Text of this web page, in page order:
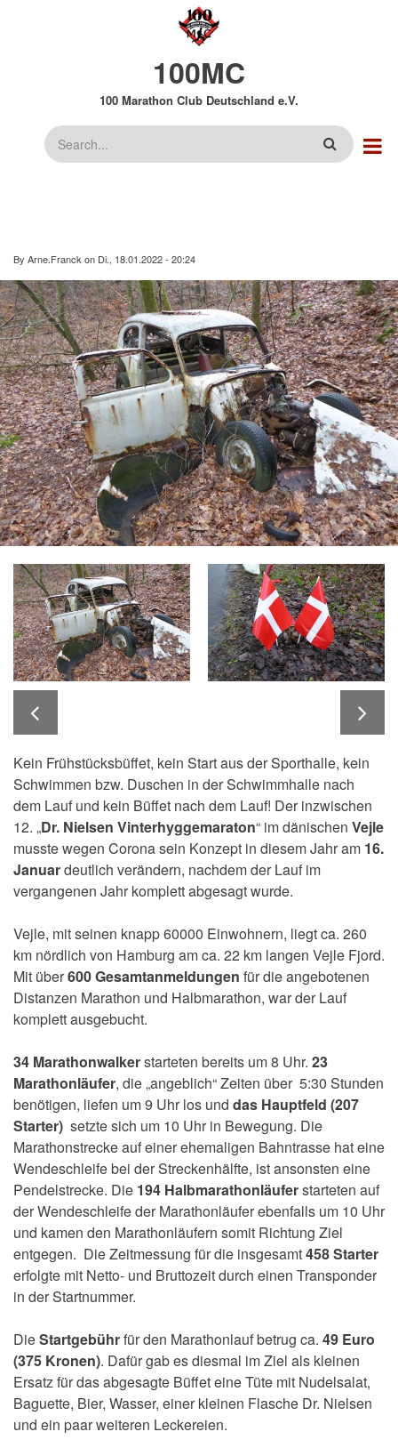
100MC
100 Marathon Club Deutschland e.V.
Suche
By Arne.Franck on Di., 18.01.2022 - 20:24
Kein Frühstücksbüffet, kein Start aus der Sporthalle, kein
Schwimmen bzw. Duschen in der Schwimmhalle nach
dem Lauf und kein Büffet nach dem Lauf! Der inzwischen
12. „Dr. Nielsen Vinterhyggemaraton“ im dänischen Vejle
musste wegen Corona sein Konzept in diesem Jahr am 16.
Januardeutlich verändern, nachdem der Lauf im
vergangenen Jahr komplett abgesagt wurde.
Vejle, mit seinen knapp 60000 Einwohnern, liegt ca. 260
km nördlich von Hamburg am ca. 22 km langen Vejle Fjord.
Mit über600 Gesamtanmeldungen für die angebotenen
Distanzen Marathon und Halbmarathon, war der Lauf
komplett ausgebucht.
34 Marathonwalkerstarteten bereits um 8 Uhr. 23
Marathonläufer, die „angeblich“ Zeiten über 5:30 Stunden
benötigen, liefen um 9 Uhr los und das Hauptfeld (207
Starter) setzte sich um 10 Uhr in Bewegung. Die
Marathonstrecke auf einer ehemaligen Bahntrasse hat eine
Wendeschleife bei der Streckenhälfte, ist ansonsten eine
Pendelstrecke. Die 194 Halbmarathonläuferstarteten auf
der Wendeschleife der Marathonläufer ebenfalls um 10 Uhr
und kamen den Marathonläufern somit Richtung Ziel
entgegen. Die Zeitmessung für die insgesamt458 Starter
erfolgte mit Netto- und Bruttozeit durch einen Transponder
in der Startnummer.
DieStartgebührfür den Marathonlauf betrug ca. 49 Euro
(375 Kronen). Dafür gab es diesmal im Ziel als kleinen
Ersatz für das abgesagte Büffet eine Tüte mit Nudelsalat,
Baguette, Bier, Wasser, einer kleinen Flasche Dr. Nielsen
und ein paar weiteren Leckereien.